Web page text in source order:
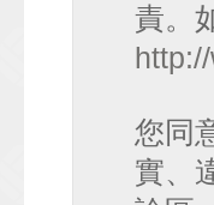
責。
您同
實、